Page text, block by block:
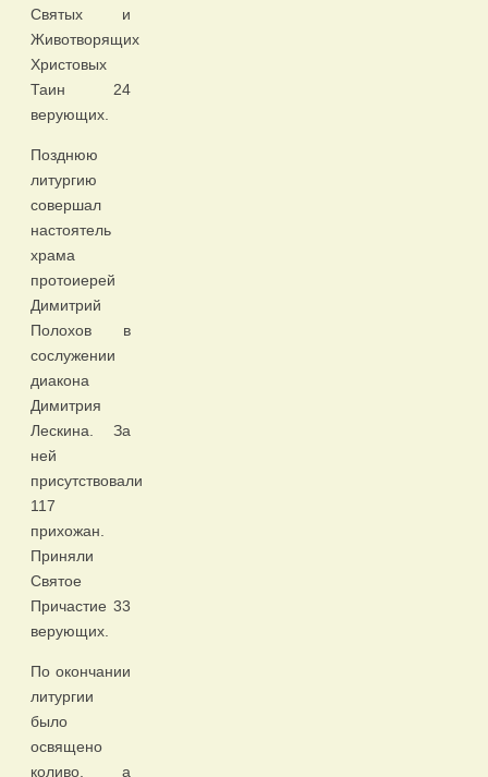
Святых и
Животворящих
Христовых
Таин 24
верующих.
Позднюю
литургию
совершал
настоятель
храма
протоиерей
Димитрий
Полохов в
сослужении
диакона
Димитрия
Лескина. За
ней
присутствовали
117
прихожан.
Приняли
Святое
Причастие 33
верующих.
По окончании
литургии
было
освящено
коливо, а